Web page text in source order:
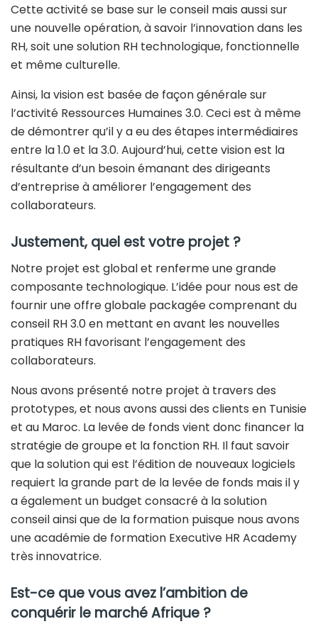
Cette activité se base sur le conseil mais aussi sur
une nouvelle opération, à savoir l’innovation dans les
RH, soit une solution RH technologique, fonctionnelle
et même culturelle.
Ainsi, la vision est basée de façon générale sur
l’activité Ressources Humaines 3.0. Ceci est à même
de démontrer qu’il y a eu des étapes intermédiaires
entre la 1.0 et la 3.0. Aujourd’hui, cette vision est la
résultante d’un besoin émanant des dirigeants
d’entreprise à améliorer l’engagement des
collaborateurs.
Justement, quel est votre projet ?
Notre projet est global et renferme une grande
composante technologique. L’idée pour nous est de
fournir une offre globale packagée comprenant du
conseil RH 3.0 en mettant en avant les nouvelles
pratiques RH favorisant l’engagement des
collaborateurs.
Nous avons présenté notre projet à travers des
prototypes, et nous avons aussi des clients en Tunisie
et au Maroc. La levée de fonds vient donc financer la
stratégie de groupe et la fonction RH. Il faut savoir
que la solution qui est l’édition de nouveaux logiciels
requiert la grande part de la levée de fonds mais il y
a également un budget consacré à la solution
conseil ainsi que de la formation puisque nous avons
une académie de formation Executive HR Academy
très innovatrice.
Est-ce que vous avez l’ambition de
conquérir le marché Afrique ?